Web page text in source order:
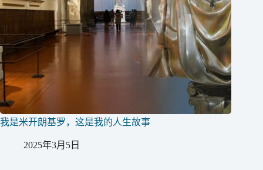
我是米开朗基罗，这是我的人生故事
2025年3月5日